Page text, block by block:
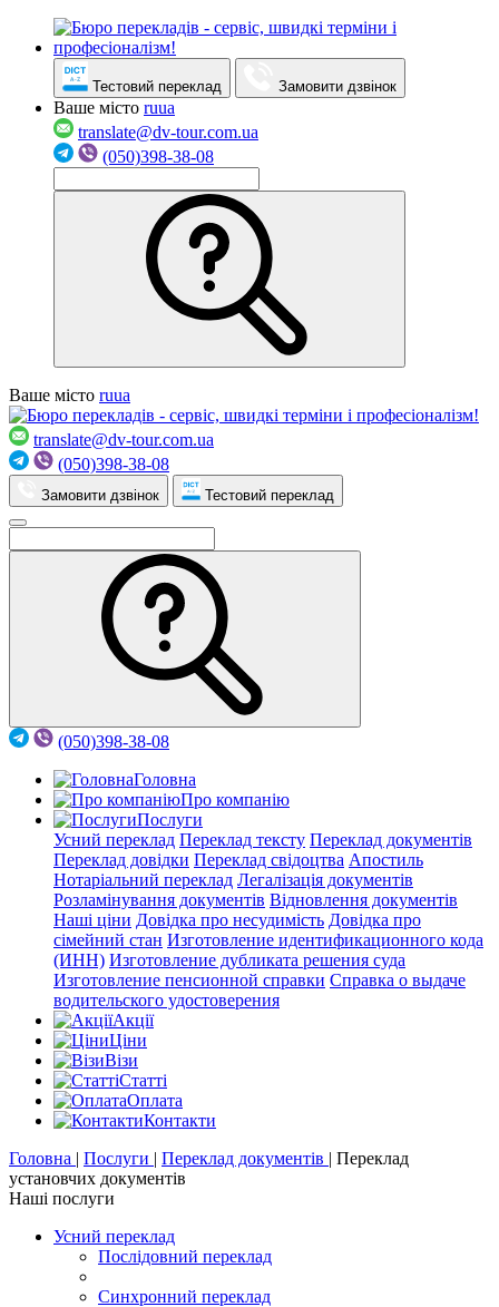
Тестовий переклад Замовити дзвінок
Ваше місто ruua
translate@dv-tour.com.ua
(050)398-38-08
Ваше місто ruua
translate@dv-tour.com.ua
(050)398-38-08
Замовити дзвінок Тестовий переклад
(050)398-38-08
Головна
Про компанію
Послуги
Усний переклад Переклад тексту Переклад документів
Переклад довідки Переклад свідоцтва Апостиль
Нотаріальний переклад Легалізація документів
Розламінування документів Відновлення документів
Наші ціни Довідка про несудимість Довідка про
сімейний стан Изготовление идентификационного кода
(ИНН) Изготовление дубликата решения суда
Изготовление пенсионной справки Справка о выдаче
водительского удостоверения
Акції
Цiни
Візи
Статті
Оплата
Контакти
Головна | Послуги | Переклад документів | Переклад
установчих документів
Наші послуги
Усний переклад
Послідовний переклад
Синхронний переклад